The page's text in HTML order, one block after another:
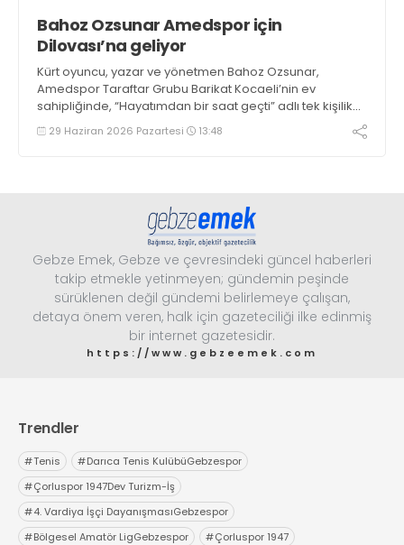
Bahoz Ozsunar Amedspor için
Dilovası’na geliyor
Kürt oyuncu, yazar ve yönetmen Bahoz Ozsunar,
Amedspor Taraftar Grubu Barikat Kocaeli’nin ev
sahipliğinde, “Hayatımdan bir saat geçti” adlı tek kişilik
gösterisiyle 24 Temmuz’da, Dilovası’nda
29 Haziran 2026 Pazartesi 13:48
Gebze Emek, Gebze ve çevresindeki güncel haberleri
takip etmekle yetinmeyen; gündemin peşinde
sürüklenen değil gündemi belirlemeye çalışan,
detaya önem veren, halk için gazeteciliği ilke edinmiş
bir internet gazetesidir.
https://www.gebzeemek.com
Trendler
#Tenis #Darıca Tenis KulübüGebzespor
#Çorluspor 1947Dev Turizm-İş
#4. Vardiya İşçi DayanışmasıGebzespor
#Bölgesel Amatör LigGebzespor #Çorluspor 1947